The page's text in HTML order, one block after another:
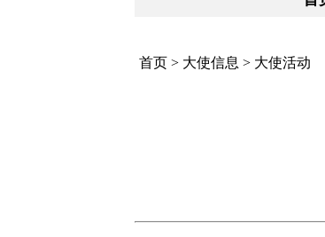
首页 > 大使信息 > 大使活动